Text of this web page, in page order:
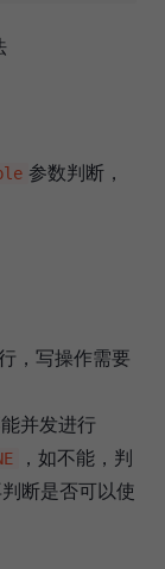
参数判断，
，写操作需要
并发进行
，如不能，判
判断是否可以使